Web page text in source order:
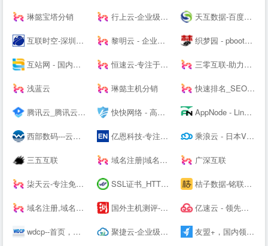
琳懿宝塔分销 行上云-企业级云服务器-虚拟云主机-高防服务器租用托管服务商 天互数据-百度BGP高防机房与云服务器租用托管服务中心！
互联时空-深圳云主机,云服务器租用,深圳H5网站建设,域名注册,企业建站,小程序制作,服务器租用 黎明云 - 企业级云服务器、服务器租用托管服务提供商 织梦园 - pbootcms模板_云优模板_Wordpress主题模板_网站模板下载站
互站网 - 国内知名的网站交易、源码交易、域名交易服务中心 恒速云-专注于优质美国香港云服务器 三零互联-助力上云
浅蓝云 琳懿主机分销 快速排名_SEO关键词优化_SEO网站优化平台「推否SEO」
腾讯云_腾讯云腾讯课堂-- 快快网络 - 高防服务器租用,DDOS高防清洗,高防BGP服务器 AppNode - Linux服务器集群管理面板
西部数码---云服务器-虚拟主机-域名注册,20年知名云服务商！ 亿恩科技-专注服务器托管22年 乘浪云 - 日本VPS_美国VPS_香港云主机_美国服务器_Linode日本东京
三五互联 域名注册|域名查询|域名申请|虚拟主机|企业邮箱|网站建设|云主机|网站安全证书|CA证书|尽在阳光互联 广深互联
柒天云-专注免备案云主机vps服务器|美国高防香港vps|高防cdn|高防主机空间|就上柒天云 SSL证书_HTTPS加密_国密SSL数字证书 - 沃通CA【--】 桔子数据-铭联科技-企业级云服务器、虚拟主机、服务器租用托管服务提供商-桔子数据
域名注册,域名交易,虚拟主机,企业建站和企业邮箱-GoDaddy中文站 国外主机测评-专注国外VPS_云服务器_独立服务器_国外主机_外贸主机 亿速云 - 领先的云服务器、高防服务器、香港服务器云计算服务商！
wdcp--首页，免费好用易用的Linux服务器云主机管理系统面板 聚捷云-企业级云服务器、虚拟主机、服务器租用托管服务提供商 友盟+，国内领先的开发者服务及数据智能服务商